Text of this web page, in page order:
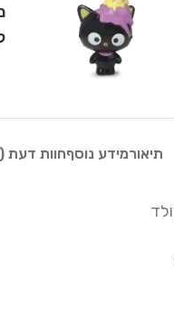
תיאורמידע נוסףחוות דעת (0)